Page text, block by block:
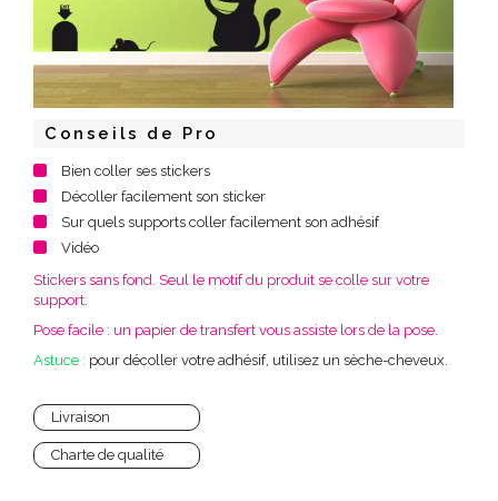
Conseils de Pro
Bien coller ses stickers
Décoller facilement son sticker
Sur quels supports coller facilement son adhésif
Vidéo
Stickers sans fond. Seul le motif du produit se colle sur votre
support.
Pose facile : un papier de transfert vous assiste lors de la pose.
Astuce : pour décoller votre adhésif, utilisez un sèche-cheveux.
Livraison
Charte de qualité